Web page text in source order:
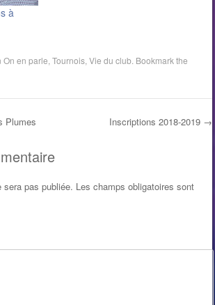
à
On en parle ,Tournois ,Vie du club . Bookmark the
Plumes Inscriptions 2018-2019 →
sera pas publiée. Les champs obligatoires sont